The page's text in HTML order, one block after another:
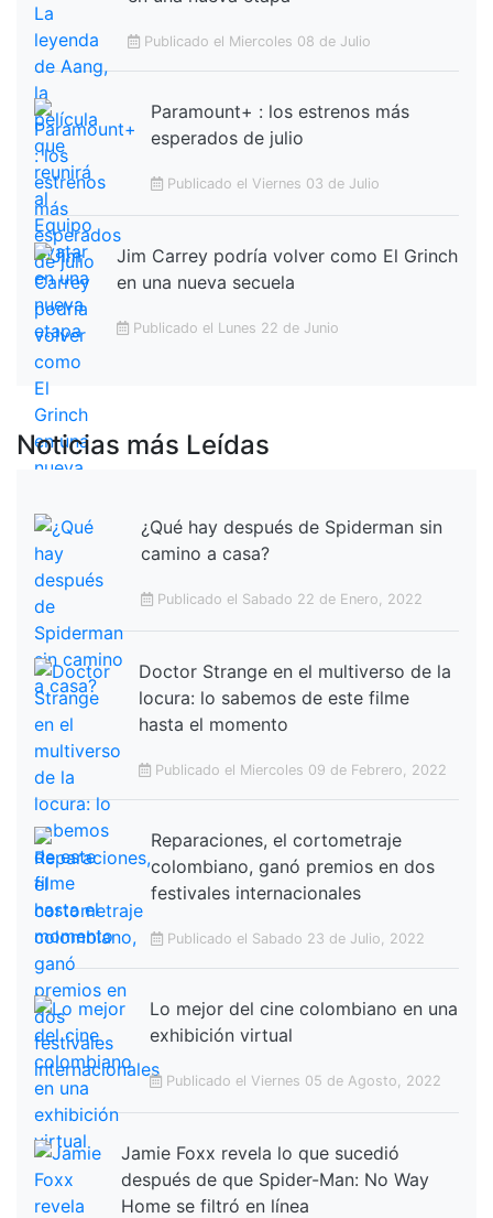
Publicado el Miercoles 08 de Julio
Paramount+ : los estrenos más
esperados de julio
Publicado el Viernes 03 de Julio
Jim Carrey podría volver como El Grinch
en una nueva secuela
Publicado el Lunes 22 de Junio
Noticias más Leídas
¿Qué hay después de Spiderman sin
camino a casa?
Publicado el Sabado 22 de Enero, 2022
Doctor Strange en el multiverso de la
locura: lo sabemos de este filme
hasta el momento
Publicado el Miercoles 09 de Febrero, 2022
Reparaciones, el cortometraje
colombiano, ganó premios en dos
festivales internacionales
Publicado el Sabado 23 de Julio, 2022
Lo mejor del cine colombiano en una
exhibición virtual
Publicado el Viernes 05 de Agosto, 2022
Jamie Foxx revela lo que sucedió
después de que Spider-Man: No Way
Home se filtró en línea